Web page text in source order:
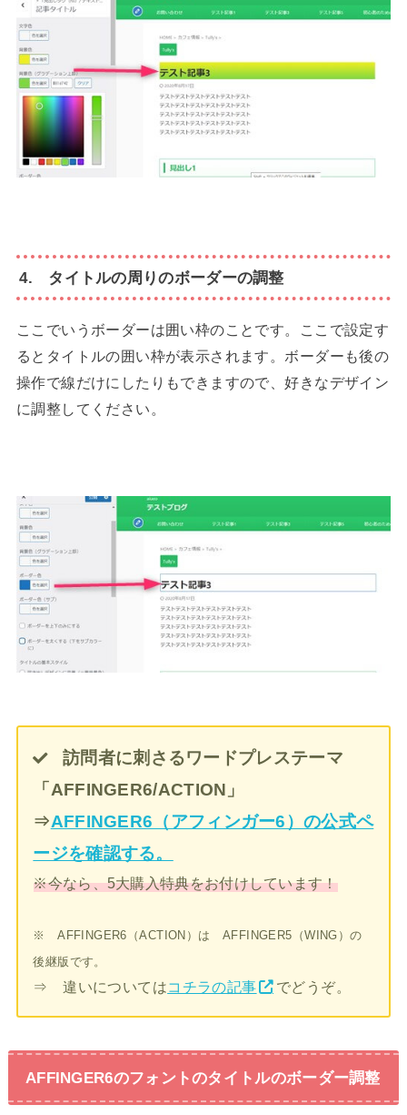
4. タイトルの周りのボーダーの調整
ここでいうボーダーは囲い枠のことです。ここで設定す
るとタイトルの囲い枠が表示されます。ボーダーも後の
操作で線だけにしたりもできますので、好きなデザイン
に調整してください。
訪問者に刺さるワードプレステーマ
「AFFINGER6/ACTION」
⇒AFFINGER6（アフィンガー6）の公式ペ
ージを確認する。
※今なら、5大購入特典をお付けしています！
※ AFFINGER6（ACTION）は AFFINGER5（WING）の
後継版です。
⇒ 違いについてはコチラの記事 でどうぞ。
AFFINGER6のフォントのタイトルのボーダー調整